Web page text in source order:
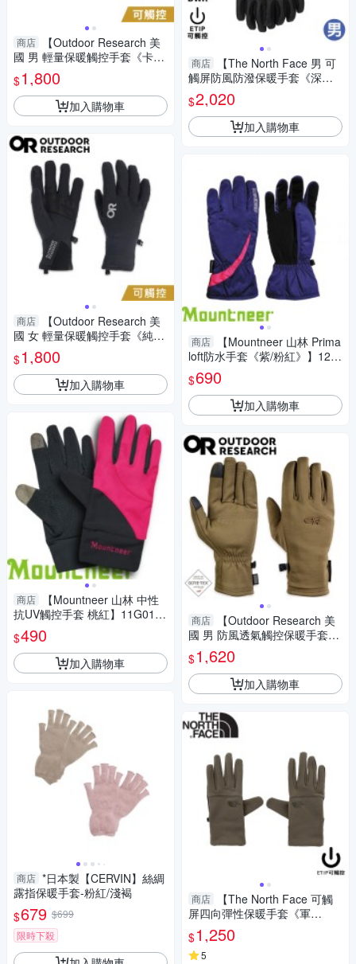
商店
【Outdoor Research 美
國 男 輕量保暖觸控手套《卡
其》】300022/保暖手套/機車
手套/防滑手套
$1,800
加入購物車
商店
【Outdoor Research 美
國 女 輕量保暖觸控手套《純
黑》】300023/保暖手套/機車
手套/防滑手套
$1,800
加入購物車
商店
【Mountneer 山林 中性
抗UV觸控手套 桃紅】11G01/
觸控手套/觸控手機/手套
$490
加入購物車
商店 *日本製【CERVIN】絲綢
露指保暖手套-粉紅/淺褐
$679 $699
限時下殺
商店
【The North Face 男 可
觸屏防風防潑保暖手套《深
灰》】89R9/登山/騎車/保暖/防
滑
$2,020
加入購物車
商店
【Mountneer 山林 Prima
loft防水手套《紫/粉紅》】12G
02/防風/透氣快乾/保暖手套
$690
加入購物車
商店
【Outdoor Research 美
國 男 防風透氣觸控保暖手套
《土黃色》】243172/保暖手套
$1,620
加入購物車
商店
【The North Face 可觸
屏四向彈性保暖手套《軍
綠》】4SHA/登山/機車手套/防
滑手套/保暖
$1,250
5